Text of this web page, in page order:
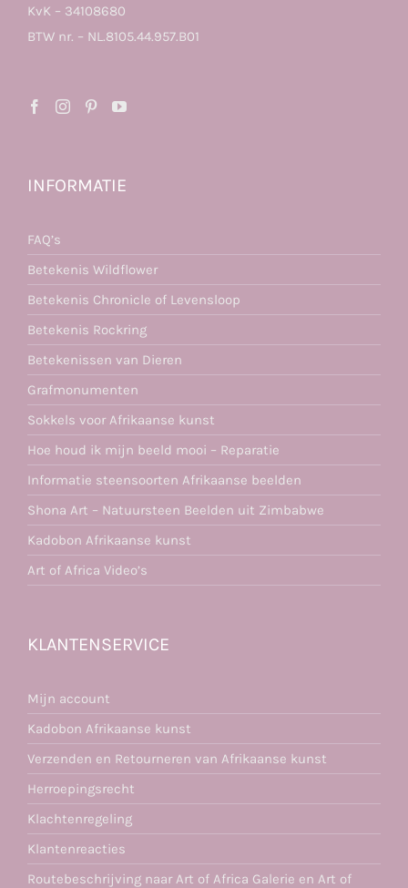
KvK – 34108680
BTW nr. – NL.8105.44.957.B01
INFORMATIE
FAQ’s
Betekenis Wildflower
Betekenis Chronicle of Levensloop
Betekenis Rockring
Betekenissen van Dieren
Grafmonumenten
Sokkels voor Afrikaanse kunst
Hoe houd ik mijn beeld mooi – Reparatie
Informatie steensoorten Afrikaanse beelden
Shona Art – Natuursteen Beelden uit Zimbabwe
Kadobon Afrikaanse kunst
Art of Africa Video’s
KLANTENSERVICE
Mijn account
Kadobon Afrikaanse kunst
Verzenden en Retourneren van Afrikaanse kunst
Herroepingsrecht
Klachtenregeling
Klantenreacties
Routebeschrijving naar Art of Africa Galerie en Art of